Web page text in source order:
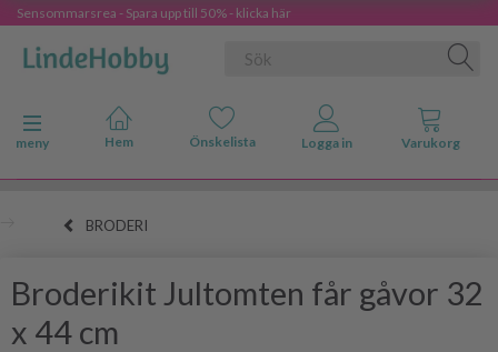
Sensommarsrea - Spara upp till 50% - klicka här
Ändra navigering
meny
BRODERI
Broderikit Jultomten får gåvor 32
x 44 cm